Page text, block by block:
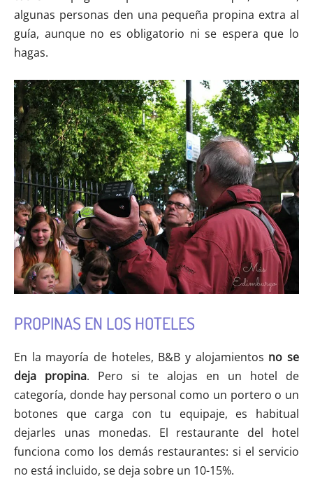
algunas personas den una pequeña propina extra al
guía, aunque no es obligatorio ni se espera que lo
hagas.
PROPINAS EN LOS HOTELES
En la mayoría de hoteles, B&B y alojamientos no se
deja propina. Pero si te alojas en un hotel de
categoría, donde hay personal como un portero o un
botones que carga con tu equipaje, es habitual
dejarles unas monedas. El restaurante del hotel
funciona como los demás restaurantes: si el servicio
no está incluido, se deja sobre un 10-15%.